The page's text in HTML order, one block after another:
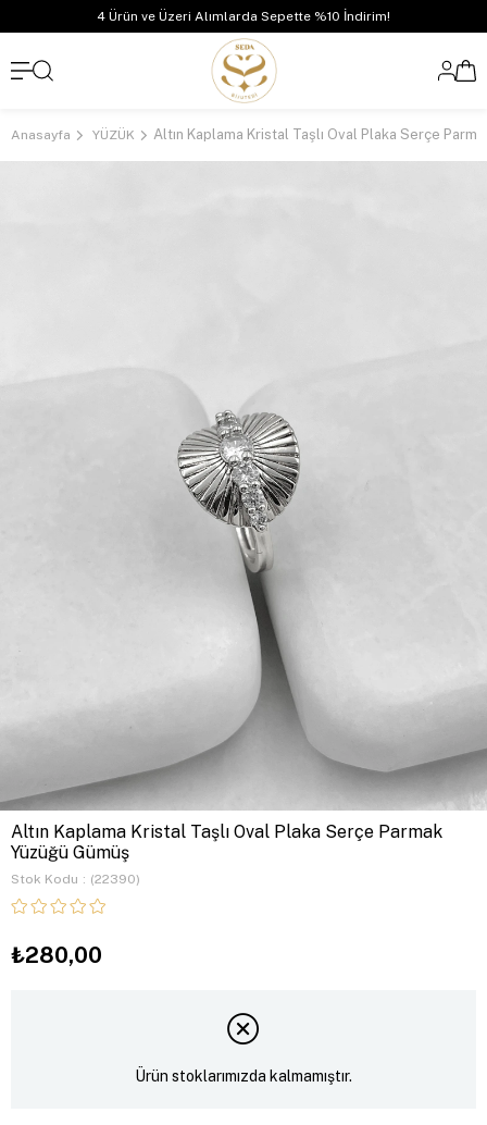
4 Ürün ve Üzeri Alımlarda Sepette %10 İndirim!
Anasayfa YÜZÜK
Altın Kaplama Kristal Taşlı Oval Plaka Serçe Parmak
Yüzüğü Gümüş
Stok Kodu (22390)
₺280,00
Ürün stoklarımızda kalmamıştır.